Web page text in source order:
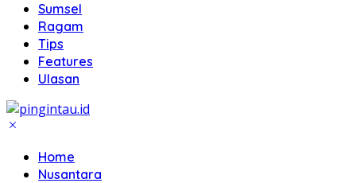
Sumsel
Ragam
Tips
Features
Ulasan
Home
Nusantara